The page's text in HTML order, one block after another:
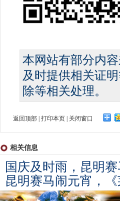
本网站有部分内
及时提供相关证
除等相关处理。
返回顶部 打印本页 关闭窗口
相关信息
国庆及时雨，昆明
昆明赛马闹元宵，